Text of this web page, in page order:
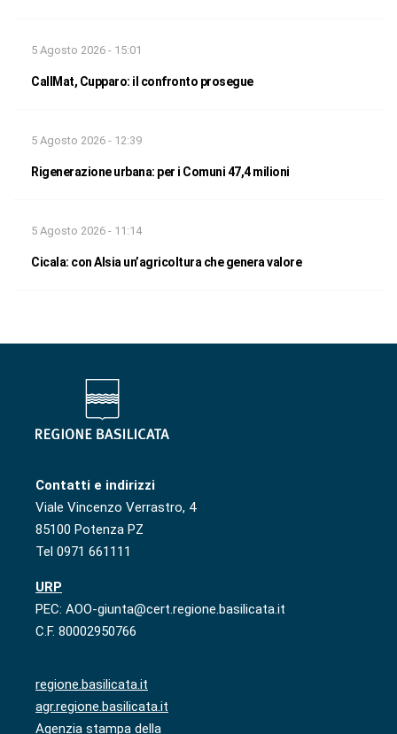
5 Agosto 2026 - 15:01
CallMat, Cupparo: il confronto prosegue
5 Agosto 2026 - 12:39
Rigenerazione urbana: per i Comuni 47,4 milioni
5 Agosto 2026 - 11:14
Cicala: con Alsia un’agricoltura che genera valore
Contatti e indirizzi
Viale Vincenzo Verrastro, 4
85100 Potenza PZ
Tel 0971 661111
URP
PEC: AOO-giunta@cert.regione.basilicata.it
C.F. 80002950766
regione.basilicata.it
agr.regione.basilicata.it
Agenzia stampa della